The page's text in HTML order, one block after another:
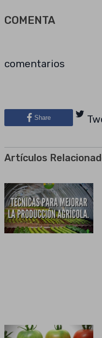
COMENTA
comentarios
Share
Artículos